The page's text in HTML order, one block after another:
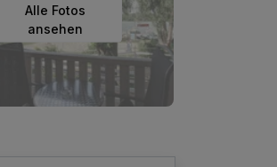
Alle Fotos
ansehen